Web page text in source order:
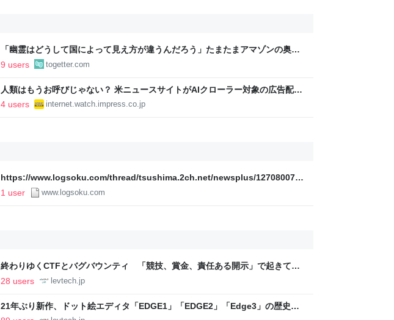
「幽霊はどうして国によって見え方が違うんだろう」たまたまアマゾンの奥地
にロケに行く事があったので先住民の人に、どんな幽霊がいるのか聞いたら、
9 users togetter.com
人類はもうお呼びじゃない？ 米ニュースサイトがAIクローラー対象の広告配信
を開始【やじうまWatch】
4 users internet.watch.impress.co.jp
https://www.logsoku.com/thread/tsushima.2ch.net/newsplus/1270800718
/1 user www.logsoku.com
終わりゆくCTFとバグバウンティ 「競技、賞金、責任ある開示」で起きてい
ること【フォーカス】 - レバテックLAB
28 users levtech.jp
21年ぶり新作、ドット絵エディタ「EDGE1」「EDGE2」「Edge3」の歴史に
ついて作者に聞く【フォーカス】 - レバテックLAB